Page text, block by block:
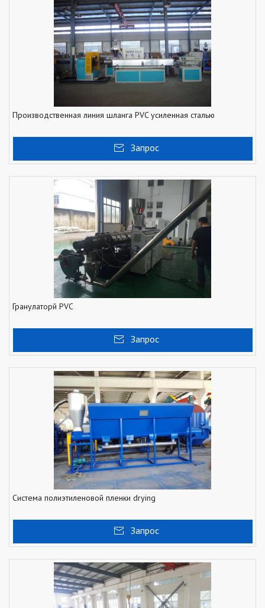
Производственная линия шланга PVC усиленная сталью
Запрос
Гранулаторй PVC
Запрос
Система полиэтиленовой пленки drying
Запрос